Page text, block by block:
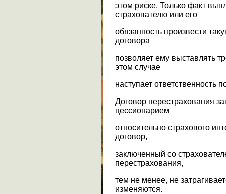
этом риске. Только факт
страхователю или его
обязанность произвести
договора
позволяет ему выставлять
этом случае
наступает ответственность
Договор перестрахования
цессионарием
относительно страхового
договор,
заключенный со
перестрахования,
тем не менее, не
изменяются.